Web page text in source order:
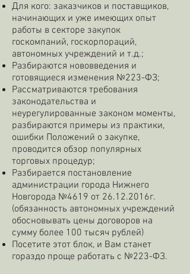
Для кого: заказчиков и поставщиков,
начинающих и уже имеющих опыт
работы в секторе закупок
госкомпаний, госкорпораций,
автономных учреждений и т.д.;
Разбираются нововведения и
готовящиеся изменения №223-ФЗ;
Рассматриваются требования
законодательства и
неурегулированные законом моменты,
разбираются примеры из практики,
ошибки Положений о закупке,
проводится обзор популярных
торговых процедур;
Разбирается постановление
администрации города Нижнего
Новгорода №4619 от 26.12.2016г.
(обязанность автономных учреждений
обосновывать цены договоров на
сумму более 100 тысяч рублей)
Посетите этот блок, и Вам станет
гораздо проще работать с №223-ФЗ.